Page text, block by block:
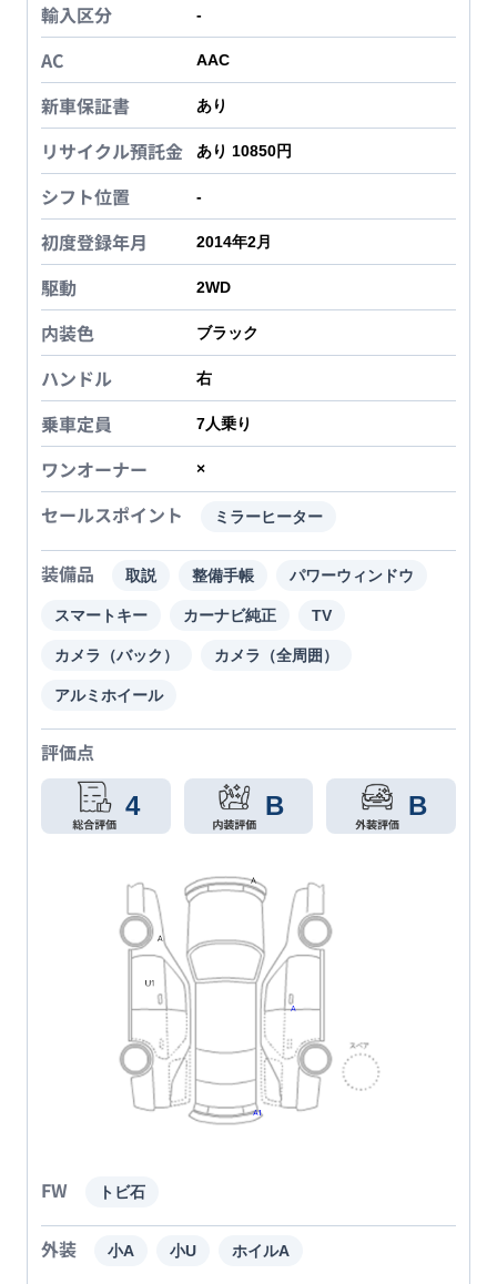
輸入区分 -
AC AAC
新車保証書 あり
リサイクル預託金 あり 10850円
シフト位置 -
初度登録年月 2014年2月
駆動 2WD
内装色 ブラック
ハンドル 右
乗車定員 7人乗り
ワンオーナー ×
セールスポイント ミラーヒーター
装備品 取説 整備手帳 パワーウィンドウ
スマートキー カーナビ純正 TV
カメラ（バック） カメラ（全周囲）
アルミホイール
評価点
4 B B
FW トビ石
外装 小A 小U ホイルA